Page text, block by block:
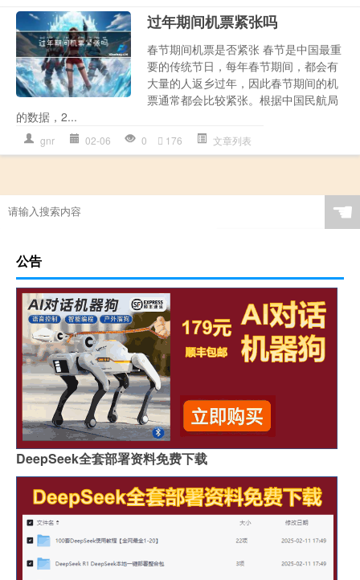
过年期间机票紧张吗
春节期间机票是否紧张 春节是中国最重
要的传统节日，每年春节期间，都会有
大量的人返乡过年，因此春节期间的机
票通常都会比较紧张。根据中国民航局
的数据，2...
gnr 02-06 0 176 文章列表
☚
公告
DeepSeek全套部署资料免费下载